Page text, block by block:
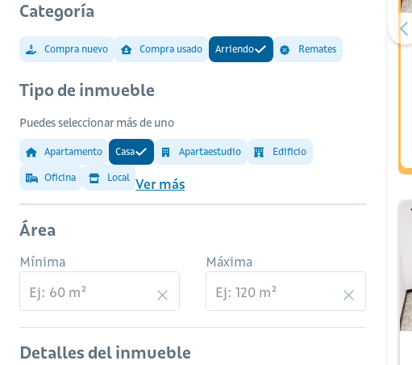
Categoría
Compra nuevo Compra usado Arriendo Remates
Tipo de inmueble
Puedes seleccionar más de uno
Apartamento Casa Apartaestudio Edificio
Oficina Local Ver más
Área
Mínima Máxima
Detalles del inmueble